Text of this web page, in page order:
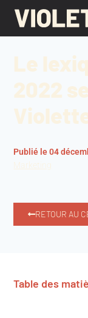
Le
2022
Publié le 04
Marketing
RETOUR AU
Table des